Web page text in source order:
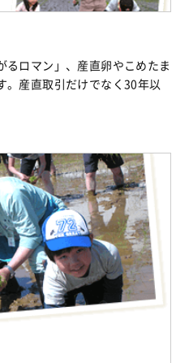
ロマン」、産直卵やこめたま
。産直取引だけでなく30年以